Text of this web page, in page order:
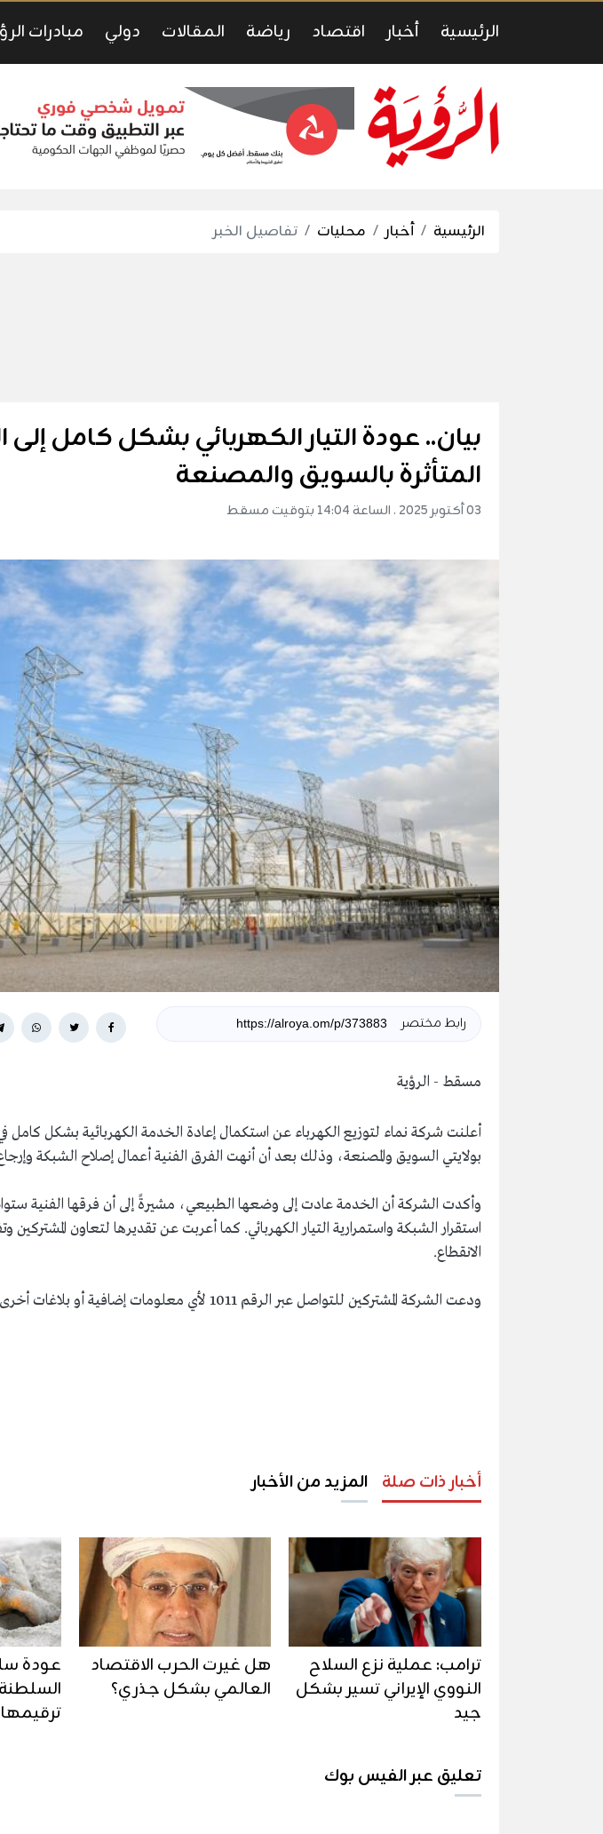
الرئيسية أخبار اقتصاد رياضة المقالات دولي مبادرات
الرئيسية أخبار محليات تفاصيل الخبر
بيان.. عودة التيار الكهربائي بشكل كامل
المتأثرة بالسويق والمصنعة
03 أكتوبر 2025 . الساعة 14:04 بتوقيت مسقط
رابط مختصر
مسقط - الرؤية
أعلنت شركة نماء لتوزيع الكهرباء عن استكمال إعادة الخدمة الكهربائية بشكل كامل في
بولايتي السويق والمصنعة، وذلك بعد أن أنهت الفرق الفنية أعمال إصلاح الشبكة وإرجاع
وأكدت الشركة أن الخدمة عادت إلى وضعها الطبيعي، مشيرةً إلى أن فرقها الفنية
استقرار الشبكة واستمرارية التيار الكهربائي. كما أعربت عن تقديرها لتعاون المشتركين
الانقطاع.
ودعت الشركة المشتركين للتواصل عبر الرقم 1011 لأي معلومات إضافية أو بلاغات أخرى.
أخبار ذات صلة المزيد من الأخبار
ترامب: عملية نزع السلاح
النووي الإيراني تسير بشكل
جيد
هل غيرت الحرب الاقتصاد
العالمي بشكل جذري؟
عودة
ترقيمها
تعليق عبر الفيس بوك